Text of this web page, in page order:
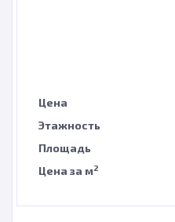
Цена
Этажность
Площадь
Цена за м2